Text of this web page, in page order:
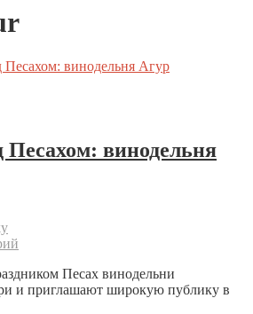
Песахом: винодельня
Песах винодельни
и приглашают широкую публику в